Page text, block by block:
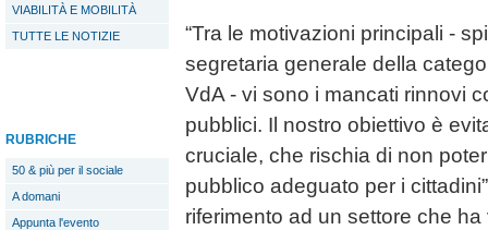
VIABILITÀ E MOBILITÀ
TUTTE LE NOTIZIE
RUBRICHE
50 & più per il sociale
A domani
Appunta l'evento
“Tra le motivazioni principali -
segretaria generale della
VdA - vi sono i mancati rinnovi
pubblici. Il nostro obiettivo è
cruciale, che rischia di non
pubblico adeguato per i
riferimento ad un settore che